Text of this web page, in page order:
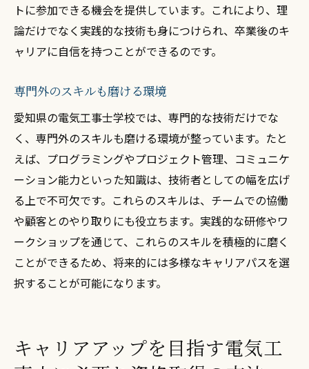
トに参加できる機会を提供しています。これにより、理
論だけでなく実践的な技術も身につけられ、卒業後のキ
ャリアに自信を持つことができるのです。
専門外のスキルも磨ける環境
愛知県の電気工事士学校では、専門的な技術だけでな
く、専門外のスキルも磨ける環境が整っています。たと
えば、プログラミングやプロジェクト管理、コミュニケ
ーション能力といった知識は、技術者としての幅を広げ
る上で不可欠です。これらのスキルは、チームでの協働
や顧客とのやり取りにも役立ちます。実践的な研修やワ
ークショップを通じて、これらのスキルを積極的に磨く
ことができるため、将来的には多様なキャリアパスを選
択することが可能になります。
キャリアアップを目指す電気工